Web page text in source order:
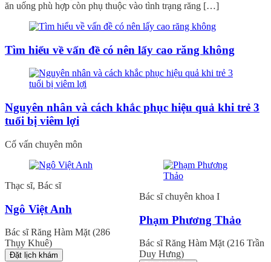
ăn uống phù hợp còn phụ thuộc vào tình trạng răng […]
Tìm hiểu về vấn đề có nên lấy cao răng không
Nguyên nhân và cách khắc phục hiệu quả khi trẻ 3
tuổi bị viêm lợi
Cố vấn chuyên môn
Thạc sĩ, Bác sĩ
Ngô Việt Anh
Bác sĩ Răng Hàm Mặt (286
Thụy Khuê)
Đặt lịch khám
Bác sĩ chuyên khoa I
Phạm Phương Thảo
Bác sĩ Răng Hàm Mặt (216 Trần
Duy Hưng)